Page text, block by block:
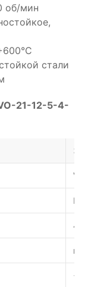
об/мин
стали
21-12-5-4-
VO-21-
№
4 кВт
+600°С